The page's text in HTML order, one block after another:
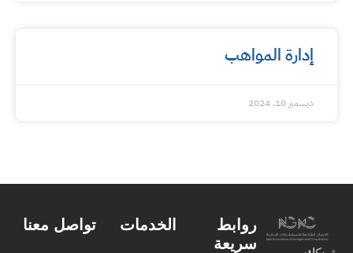
إدارة المواهب
ديسمبر 10, 2024
روابط
سريعة
الخدمات تواصل معنا